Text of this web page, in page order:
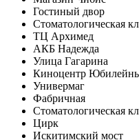
Гостиный двор
Стоматологическая
ТЦ Архимед
АКБ Надежда
Улица Гагарина
Киноцентр
Универмаг
Фабричная
Стоматологическая
Цирк
Искитимский мост